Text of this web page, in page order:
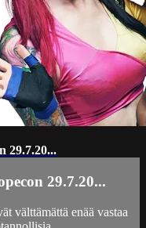
29.7.20...
29.7.20...
välttämättä enää vastaa